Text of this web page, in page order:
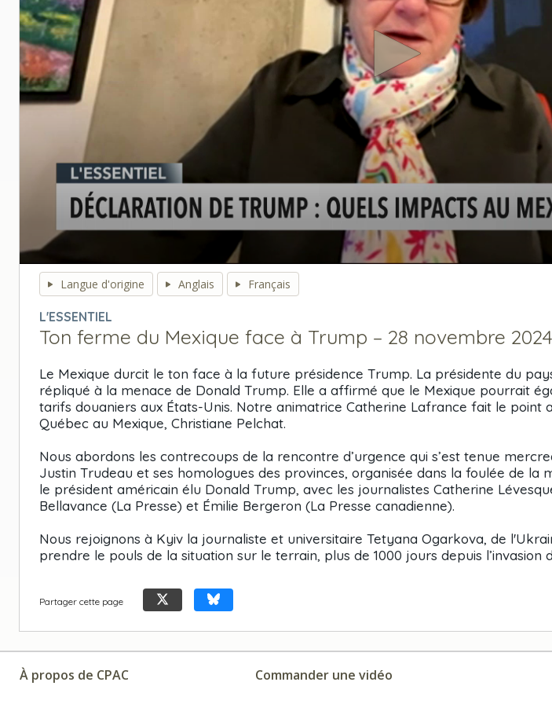
seconds
secondsVolume
90%
Langue d'origine Anglais Français
L'ESSENTIEL
Ton ferme du Mexique face à Trump – 28 novembre 2024
Le Mexique durcit le ton face à la future présidence Trump. La présidente du
répliqué à la menace de Donald Trump. Elle a affirmé que le Mexique pourrait
tarifs douaniers aux États-Unis. Notre animatrice Catherine Lafrance fait le point
Québec au Mexique, Christiane Pelchat.
Nous abordons les contrecoups de la rencontre d’urgence qui s’est tenue
Justin Trudeau et ses homologues des provinces, organisée dans la foulée de la
le président américain élu Donald Trump, avec les journalistes Catherine
Bellavance (La Presse) et Émilie Bergeron (La Presse canadienne).
Nous rejoignons à Kyiv la journaliste et universitaire Tetyana Ogarkova, de
prendre le pouls de la situation sur le terrain, plus de 1000 jours depuis l’invasion
Partager cette page
À propos de CPAC Commander une vidéo